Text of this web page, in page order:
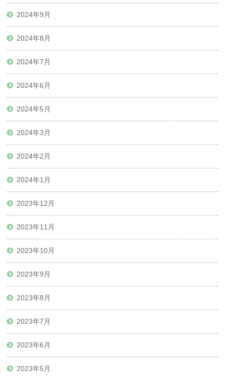
2024年9月
2024年8月
2024年7月
2024年6月
2024年5月
2024年3月
2024年2月
2024年1月
2023年12月
2023年11月
2023年10月
2023年9月
2023年8月
2023年7月
2023年6月
2023年5月